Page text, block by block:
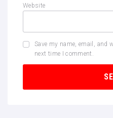
Website
Save my name, email, and
next time I comment.